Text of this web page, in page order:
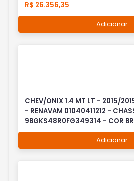
R$ 26.356,35
Adicionar
CHEV/ONIX 1.4 MT LT - 2015/
- RENAVAM 01040411212 -
9BGKS48R0FG349314 - COR
Adicionar